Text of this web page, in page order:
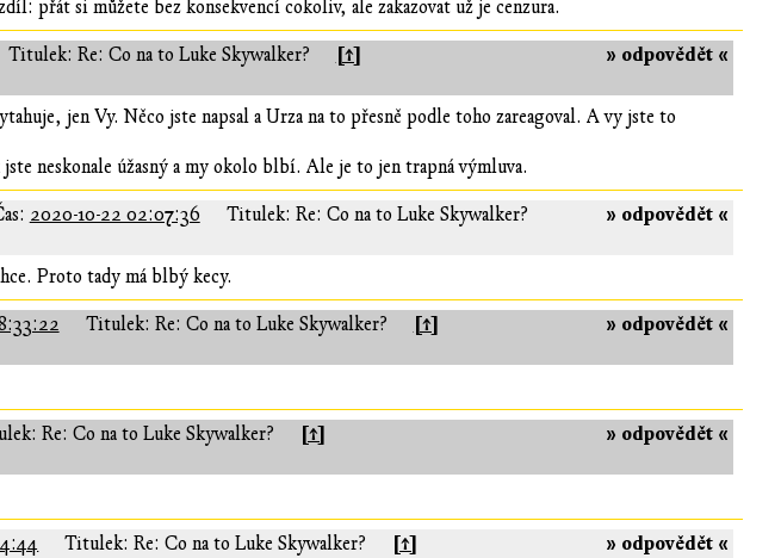
přát si můžete bez konsekvencí cokoliv, ale zakazovat už je cenzura.
» odpovědět «
Titulek: Re: Co na to Luke Skywalker? [↑]
jen Vy. Něco jste napsal a Urza na to přesně podle toho zareagoval. A vy jste to
neskonale úžasný a my okolo blbí. Ale je to jen trapná výmluva.
» odpovědět «
2020-10-22 02:07:36 Titulek: Re: Co na to Luke Skywalker?
Proto tady má blbý kecy.
» odpovědět «
Titulek: Re: Co na to Luke Skywalker? [↑]
» odpovědět «
Re: Co na to Luke Skywalker? [↑]
» odpovědět «
Titulek: Re: Co na to Luke Skywalker? [↑]